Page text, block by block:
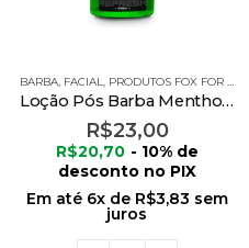
BARBA, FACIAL, PRODUTOS FOX FOR MEN
Loção Pós Barba Menthol 240ml
R$23,00
R$20,70 - 10% de
desconto no PIX
Em até 6x de R$3,83 sem
juros